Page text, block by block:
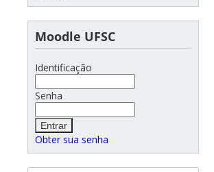
Moodle UFSC
Identificação
Senha
Obter sua senha